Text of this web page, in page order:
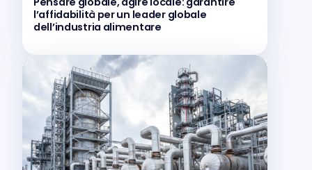
Our companies
l’affidabilità per un leader globale
dell’industria alimentare